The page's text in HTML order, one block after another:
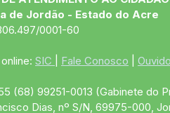
de Jordão - Estado do Acre
0001-60
SIC Fale Conosco
(68) 99251-0013 (Gabinete do
Dias, nº S/N, 69975-000,